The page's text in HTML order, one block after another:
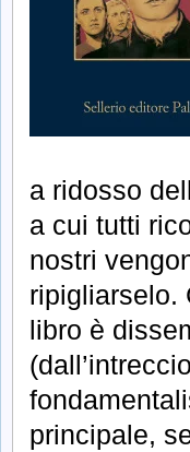
a ridosso
a cui tutti
nostri
ripigliarselo.
libro è
principale,